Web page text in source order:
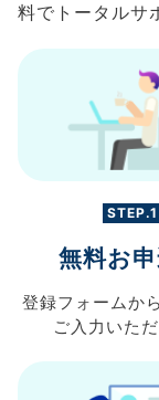
料でトータルサ
STEP.1
無料お
登録フォームから
ご入力 いた